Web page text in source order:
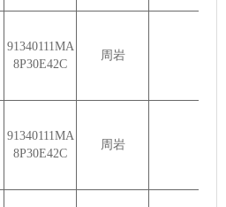
91340111MA
8P30E42C
周岩
91340111MA
8P30E42C
周岩